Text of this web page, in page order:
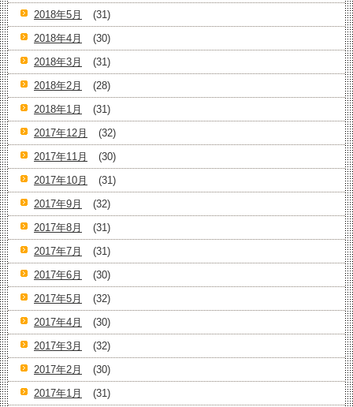
2018年5月
(31)
2018年4月
(30)
2018年3月
(31)
2018年2月
(28)
2018年1月
(31)
2017年12月
(32)
2017年11月
(30)
2017年10月
(31)
2017年9月
(32)
2017年8月
(31)
2017年7月
(31)
2017年6月
(30)
2017年5月
(32)
2017年4月
(30)
2017年3月
(32)
2017年2月
(30)
2017年1月
(31)